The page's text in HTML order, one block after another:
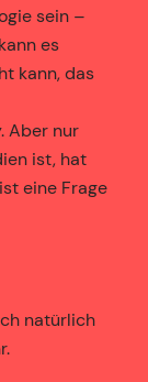
sein –
es
kann, das
Aber nur
ist, hat
eine Frage
natürlich